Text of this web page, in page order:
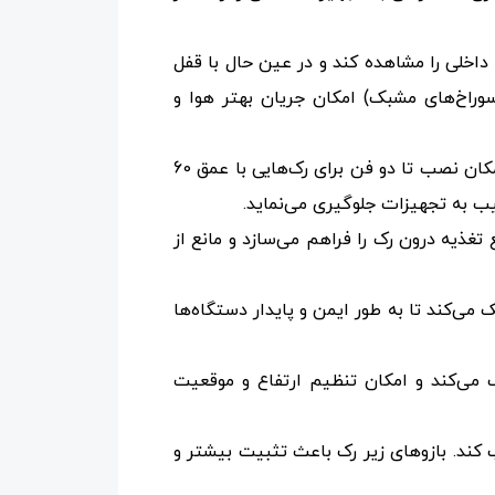
را مشاهده کند و در عین حال با قفل
مشبک) امکان جریان بهتر هوا و
فن خنک‌کننده داخلی: این رک دارای یک فن است که برای خنک‌سازی تجهیزات نصب شده استفاده می‌شود و امکان نصب تا دو فن برای رک‌هایی با عمق 60
به تجهیزات جلوگیری می‌نماید.
تغذیه درون رک را فراهم می‌سازد و مانع از
کمک می‌کند تا به طور ایمن و پایدار دستگاه‌ها
و امکان تنظیم ارتفاع و موقعیت
کند. بازوهای زیر رک باعث تثبیت بیشتر و